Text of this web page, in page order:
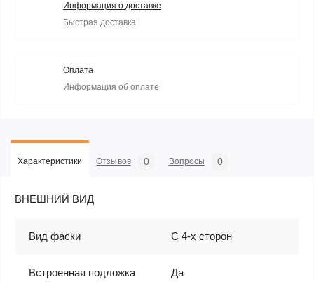
Информация о доставке
Быстрая доставка
Оплата
Информация об оплате
Характеристики Отзывов 0 Вопросы 0
ВНЕШНИЙ ВИД
Вид фаски С 4-х сторон
Встроенная подложка Да